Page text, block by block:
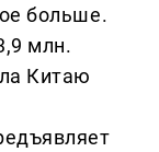
больше.
млн.
Китаю